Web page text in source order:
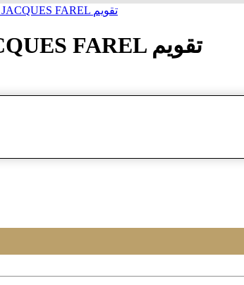
ساعة معصم زاک فارل JACQUES FAREL تقويم
ساعة معصم زاک فارل JACQUES FAREL تقويم